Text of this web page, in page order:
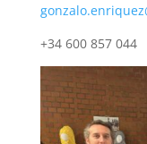
+34 600 857 044